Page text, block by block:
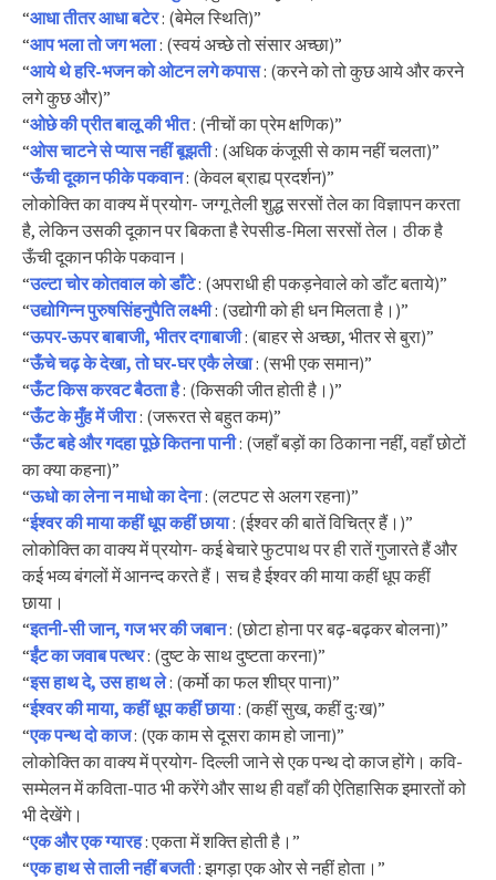
“आधा तीतर आधा बटेर: (बेमेल स्थिति)”
“आप भला तो जग भला: (स्वयं अच्छे तो संसार अच्छा)”
“आये थे हरि-भजन को ओटन लगे कपास: (करने को तो कुछ आये और करने
लगे कुछ और)”
“ओछे की प्रीत बालू की भीत: (नीचों का प्रेम क्षणिक)”
“ओस चाटने से प्यास नहीं बूझती: (अधिक कंजूसी से काम नहीं चलता)”
“ऊँची दूकान फीके पकवान: (केवल ब्राह्य प्रदर्शन)”
लोकोक्ति का वाक्य में प्रयोग- जग्गू तेली शुद्ध सरसों तेल का विज्ञापन करता
है, लेकिन उसकी दूकान पर बिकता है रेपसीड-मिला सरसों तेल। ठीक है
ऊँची दूकान फीके पकवान।
“उल्टा चोर कोतवाल को डाँटे: (अपराधी ही पकड़नेवाले को डाँट बताये)”
“उद्योगिन्न पुरुषसिंहनुपैति लक्ष्मी: (उद्योगी को ही धन मिलता है।)”
“ऊपर-ऊपर बाबाजी, भीतर दगाबाजी: (बाहर से अच्छा, भीतर से बुरा)”
“ऊँचे चढ़ के देखा, तो घर-घर एकै लेखा: (सभी एक समान)”
“ऊँट किस करवट बैठता है: (किसकी जीत होती है।)”
“ऊँट के मुँह में जीरा: (जरूरत से बहुत कम)”
“ऊँट बहे और गदहा पूछे कितना पानी: (जहाँ बड़ों का ठिकाना नहीं, वहाँ छोटों
का क्या कहना)”
“ऊधो का लेना न माधो का देना: (लटपट से अलग रहना)”
“ईश्वर की माया कहीं धूप कहीं छाया: (ईश्वर की बातें विचित्र हैं।)”
लोकोक्ति का वाक्य में प्रयोग- कई बेचारे फुटपाथ पर ही रातें गुजारते हैं और
कई भव्य बंगलों में आनन्द करते हैं। सच है ईश्वर की माया कहीं धूप कहीं
छाया।
“इतनी-सी जान, गज भर की जबान: (छोटा होना पर बढ़-बढ़कर बोलना)”
“ईंट का जवाब पत्थर: (दुष्ट के साथ दुष्टता करना)”
“इस हाथ दे, उस हाथ ले: (कर्मो का फल शीघ्र पाना)”
“ईश्वर की माया, कहीं धूप कहीं छाया: (कहीं सुख, कहीं दुःख)”
“एक पन्थ दो काज: (एक काम से दूसरा काम हो जाना)”
लोकोक्ति का वाक्य में प्रयोग- दिल्ली जाने से एक पन्थ दो काज होंगे। कवि-
सम्मेलन में कविता-पाठ भी करेंगे और साथ ही वहाँ की ऐतिहासिक इमारतों को
भी देखेंगे।
“एक और एक ग्यारह: एकता में शक्ति होती है।”
“एक हाथ से ताली नहीं बजती: झगड़ा एक ओर से नहीं होता।”